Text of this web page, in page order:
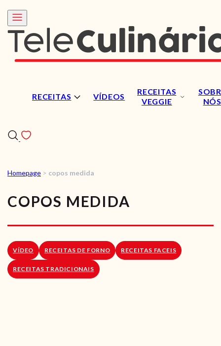
RECEITAS VÍDEOS
RECEITAS
VEGGIE
NÓS
VÍDEOS
RECEITAS VEGGIE
SOBRE NÓS
LOJA ONLINE
Homepage > copos medida
COPOS MEDIDA
VÍDEO RECEITAS DE FORNO RECEITAS FACEIS
RECEITAS TRADICIONAIS